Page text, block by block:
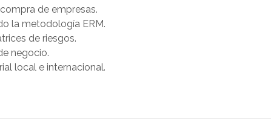
de empresas.
la metodología ERM.
de riesgos.
negocio.
local e internacional.